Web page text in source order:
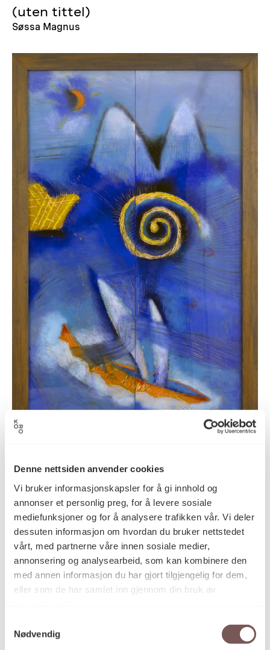
Denne nettsiden anvender cookies
Vi bruker informasjonskapsler for å gi innhold og
annonser et personlig preg, for å levere sosiale
mediefunksjoner og for å analysere trafikken vår. Vi deler
dessuten informasjon om hvordan du bruker nettstedet
vårt, med partnerne våre innen sosiale medier,
annonsering og analysearbeid, som kan kombinere den
med annen informasjon du har gjort tilgjengelig for dem,
eller som de har samlet inn gjennom din bruk av
Nødvendig
(uten tittel)
Søssa Magnus
Søssa Magnus